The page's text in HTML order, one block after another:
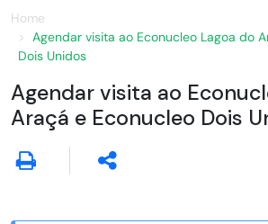
Home
Agendar visita ao Econucleo Lagoa do
Dois Unidos
Agendar visita ao
Araçá e Econucleo Dois